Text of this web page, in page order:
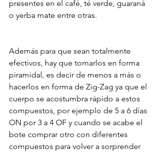
presentes en el café, té verde, guaraná
o yerba mate entre otras.
Además para que sean totalmente
efectivos, hay que tomarlos en forma
piramidal, es decir de menos a más o
hacerlos en forma de Zig-Zag ya que el
cuerpo se acostumbra rápido a estos
compuestos, por ejemplo de 5 a 6 días
ON por 3 a 4 OF y cuando se acabe el
bote comprar otro con diferentes
compuestos para volver a sorprender